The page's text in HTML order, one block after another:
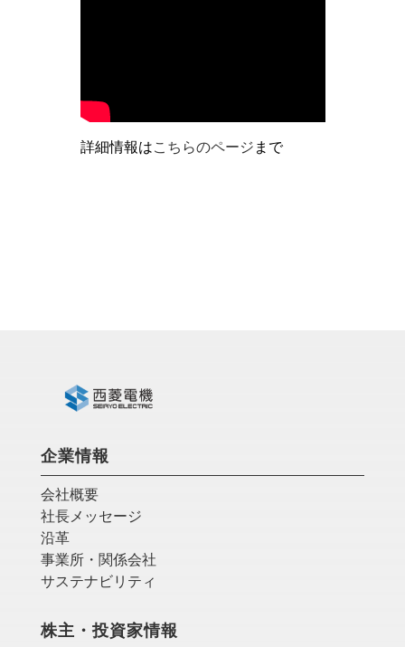
詳細情報はこちらのページ まで
企業情報
会社概要
社長メッセージ
沿革
事業所・関係会社
サステナビリティ
株主・投資家情報